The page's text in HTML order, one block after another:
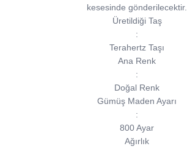
kesesinde gönderilecektir.
Üretildiği Taş
:
Terahertz Taşı
Ana Renk
:
Doğal Renk
Gümüş Maden Ayarı
:
800 Ayar
Ağırlık